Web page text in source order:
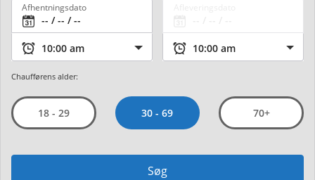
Afhentningsdato
Chaufførens alder:
18 - 29 30 - 69 70+
Søg